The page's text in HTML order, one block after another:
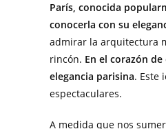
París, conocida
conocerla con su
admirar la arquitectura
rincón. En el corazón
elegancia parisina. Este
espectaculares.
A medida que nos